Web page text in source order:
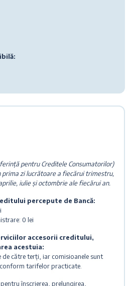
pentru Creditele Consumatorilor)
zi lucrătoare a fiecărui trimestru,
iulie și octombrie ale fiecărui an.
percepute de Bancă:
0 lei
accesorii creditului,
acestuia:
către terți, iar comisioanele sunt
tarifelor practicate.
înscrierea, prelungirea,